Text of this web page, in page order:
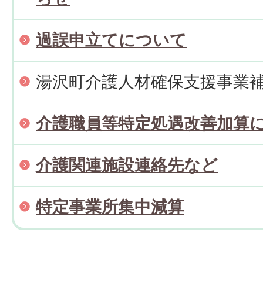
過誤申立てについて
湯沢町介護人材確保支援事業
介護職員等特定処遇改善加算
介護関連施設連絡先など
特定事業所集中減算